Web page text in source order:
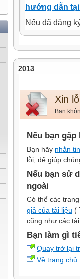
hướng dẫn
Nếu đã đăng
2013
Xin
Bạn
Nếu bạn
Bạn hãy nhắn
lỗi, để giúp
Nếu bạn sử
ngoài
Có thể các
giả của tài liệu (
cũng như các
Bạn làm gì
Quay trở lại
Về trang chủ